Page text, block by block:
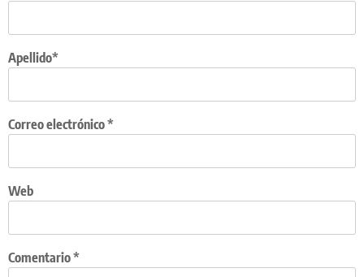
Apellido*
Correo electrónico*
Web
Comentario*